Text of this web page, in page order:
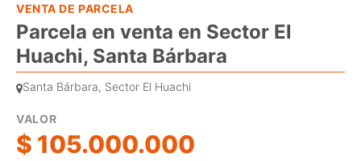
VENTA DE PARCELA
Parcela en venta en Sector El
Huachi, Santa Bárbara
Santa Bárbara, Sector El Huachi
VALOR
$ 105.000.000